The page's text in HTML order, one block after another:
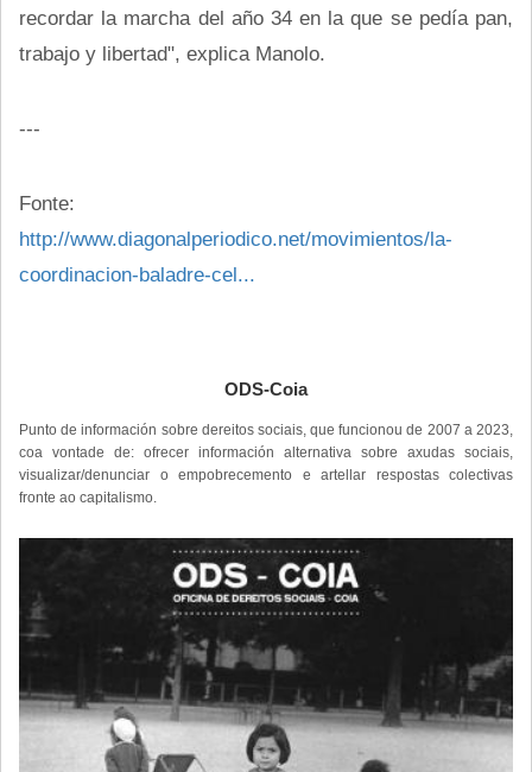
recordar la marcha del año 34 en la que se pedía pan,
trabajo y libertad", explica Manolo.
---
Fonte:
http://www.diagonalperiodico.net/movimientos/la-
coordinacion-baladre-cel...
ODS-Coia
Punto de información sobre dereitos sociais, que funcionou de 2007 a 2023,
coa vontade de: ofrecer información alternativa sobre axudas sociais,
visualizar/denunciar o empobrecemento e artellar respostas colectivas
fronte ao capitalismo.